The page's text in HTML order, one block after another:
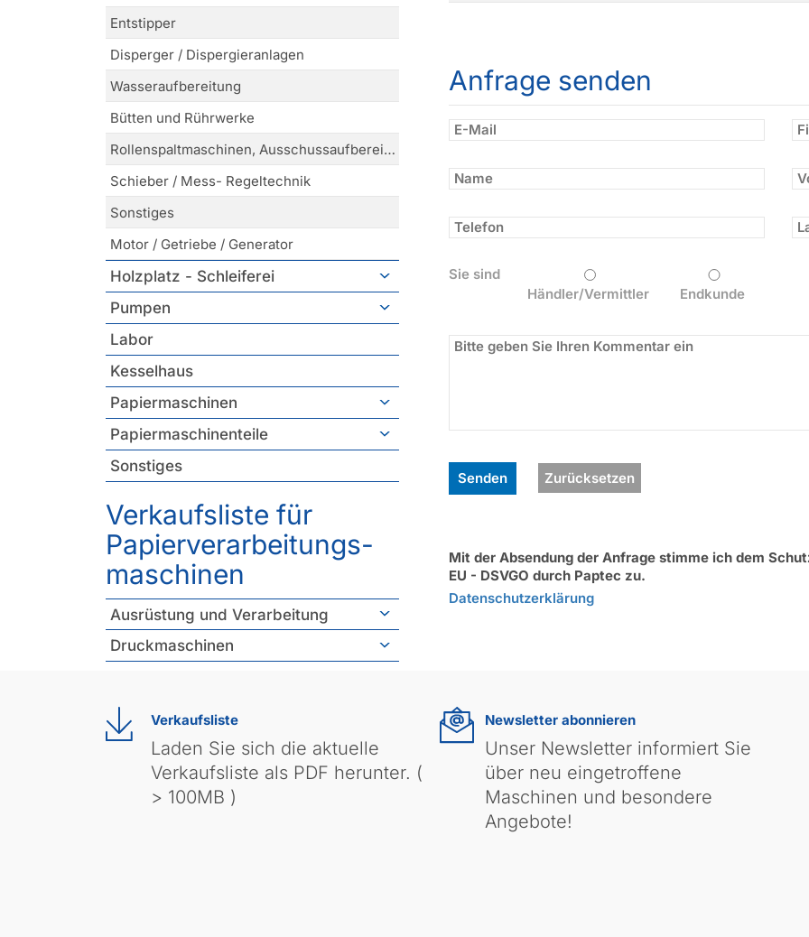
Entstipper
Disperger / Dispergieranlagen
Wasseraufbereitung
Bütten und Rührwerke
Rollenspaltmaschinen, Ausschussaufbereitung
Schieber / Mess- Regeltechnik
Sonstiges
Motor / Getriebe / Generator
Holzplatz - Schleiferei
Pumpen
Labor
Kesselhaus
Papiermaschinen
Papiermaschinenteile
Sonstiges
Verkaufsliste für
Papierverarbeitungs­
maschinen
Ausrüstung und Verarbeitung
Druckmaschinen
Anfrage senden
Sie sind
Händler/Vermittler
Endkunde
Zurücksetzen
Mit der Absendung der Anfrage stimme ich dem
EU - DSVGO durch Paptec zu.
Datenschutzerklärung
Verkaufsliste
Laden Sie sich die aktuelle
Verkaufsliste als PDF herunter. (
> 100MB )
Newsletter abonnieren
Unser Newsletter informiert Sie
über neu eingetroffene
Maschinen und besondere
Angebote!